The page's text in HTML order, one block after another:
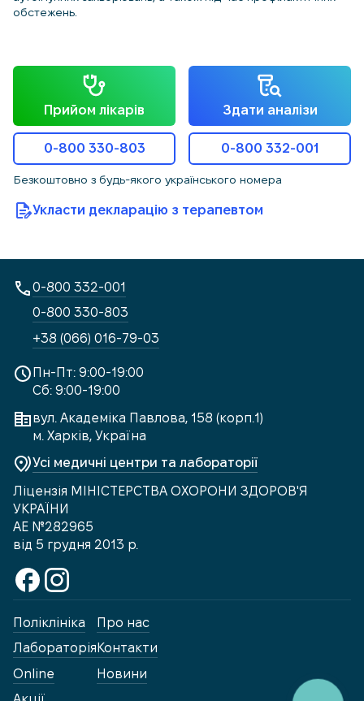
обстежень.
Прийом лікарів Здати аналізи
0-800 330-803 0-800 332-001
Безкоштовно з будь-якого українського номера
Укласти декларацію з терапевтом
Пн-Пт: 9:00-19:00
Сб: 9:00-19:00
вул. Академіка Павлова, 158 (корп.1)
м. Харків, Україна
Усі медичні центри та лабораторії
Ліцензія МІНІСТЕРСТВА ОХОРОНИ ЗДОРОВ'Я
УКРАЇНИ
АЕ №282965
від 5 грудня 2013 р.
0-800 332-001
0-800 330-803
+38 (066) 016-79-03
Поліклініка
Лабораторія
Online
Про нас
Контакти
Новини